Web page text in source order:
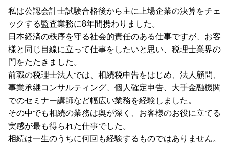
私は公認会計士試験合格後から主に上場企業の決算をチェ
ックする監査業務に8年間携わりました。
日本経済の秩序を守る社会的責任のある仕事ですが、お客
様と同じ目線に立って仕事をしたいと思い、税理士業界の
門をたたきました。
前職の税理士法人では、相続税申告をはじめ、法人顧問、
事業承継コンサルティング、個人確定申告、大手金融機関
でのセミナー講師など幅広い業務を経験しました。
その中でも相続の業務は奥が深く、お客様のお役に立てる
実感が最も得られた仕事でした。
相続は一生のうちに何回も経験するものではありません。